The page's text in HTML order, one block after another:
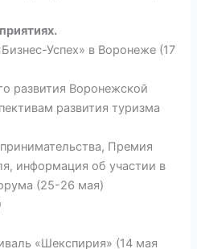
Успех» в Воронеже (17
развития Воронежской
развития туризма
Премия
информация об участии в
(25-26 мая)
«Шекспирия» (14 мая